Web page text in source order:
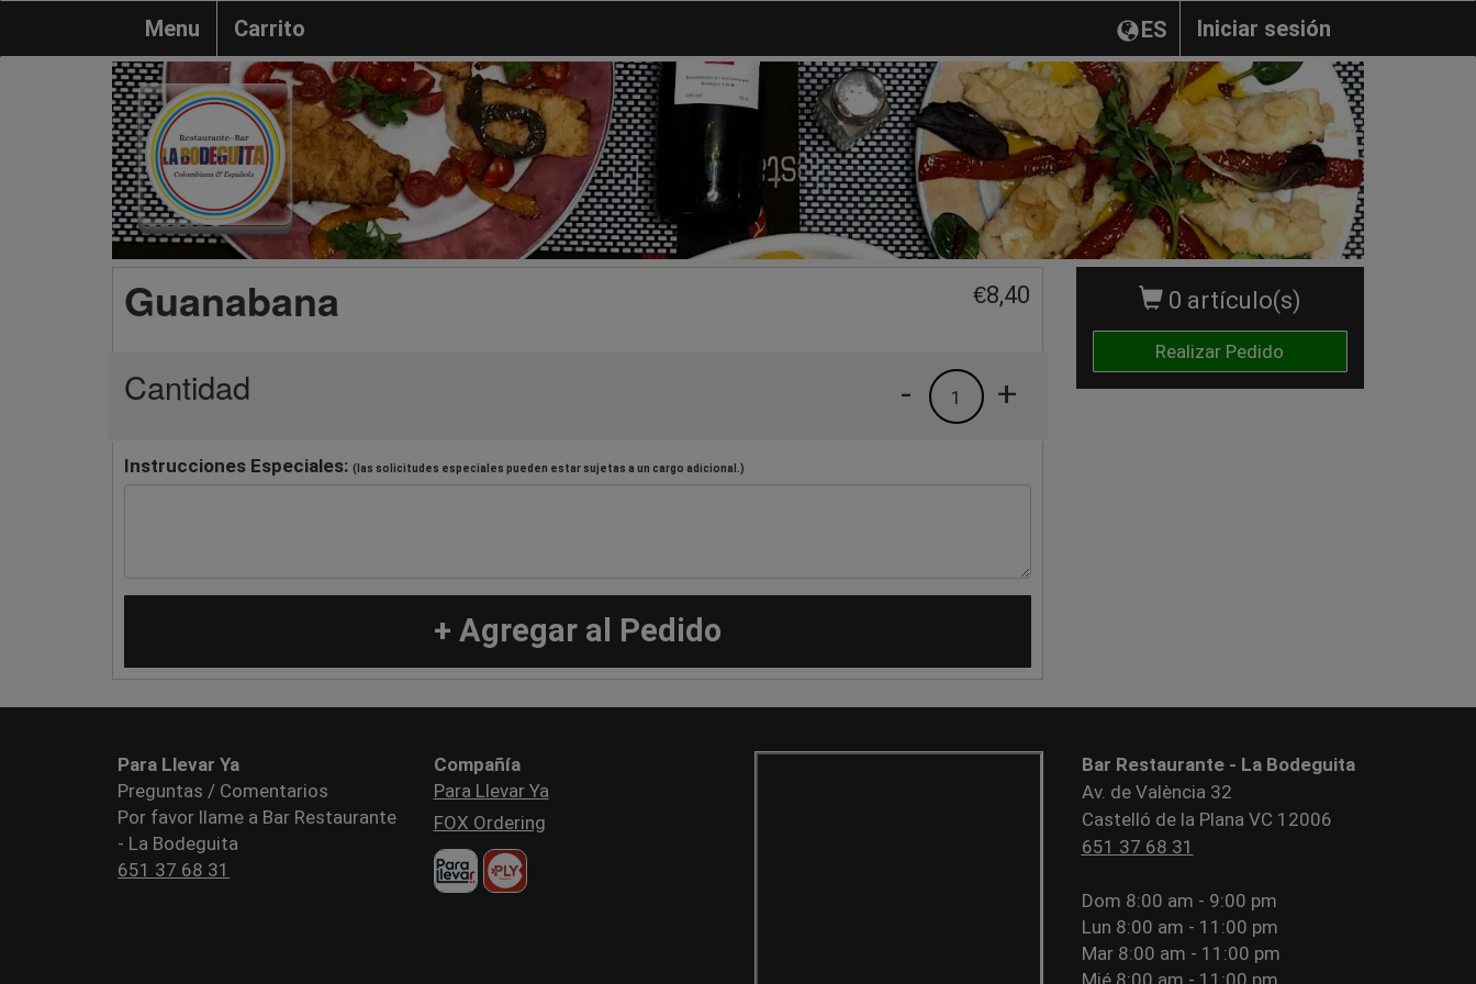
Iniciar sesión
ES
Menu Carrito
0 artículo(s)
Realizar Pedido
Guanabana €8,40
Cantidad +
1
-
Instrucciones Especiales: (las solicitudes especiales pueden estar sujetas a un cargo adicional.)
+ Agregar al Pedido
Para Llevar Ya
Preguntas / Comentarios
Por favor llame a Bar Restaurante
- La Bodeguita
651 37 68 31
Compañía
Para Llevar Ya
FOX Ordering
Bar Restaurante - La Bodeguita
Av. de València 32
Castelló de la Plana VC 12006
651 37 68 31
Dom 8:00 am - 9:00 pm
Lun 8:00 am - 11:00 pm
Mar 8:00 am - 11:00 pm